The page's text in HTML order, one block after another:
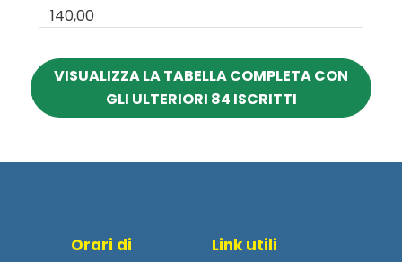
140,00
VISUALIZZA LA TABELLA COMPLETA CON
GLI ULTERIORI 84 ISCRITTI
Orari di
Link utili